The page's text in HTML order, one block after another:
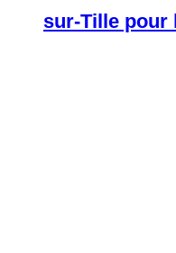
sur-Tille pour